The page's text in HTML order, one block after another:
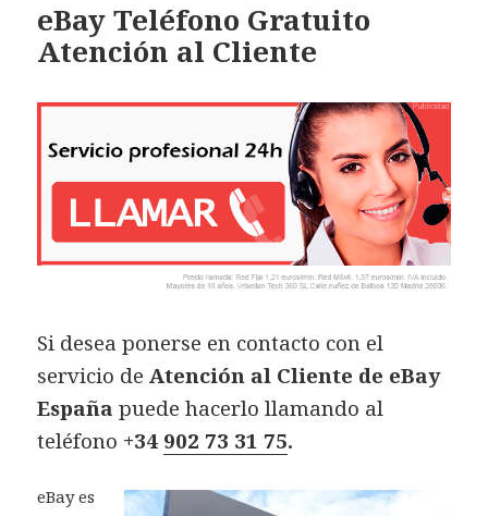
eBay Teléfono Gratuito
Atención al Cliente
Si desea ponerse en contacto con el
servicio deAtención al Cliente de eBay
Españapuede hacerlo llamando al
teléfono +34 902 73 31 75.
eBay es